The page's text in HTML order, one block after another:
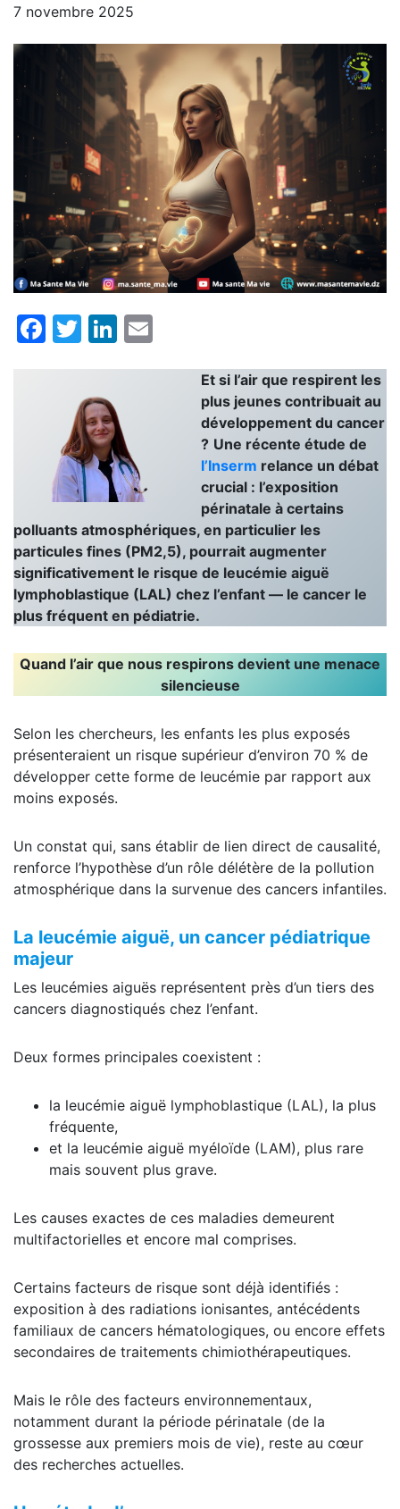
7 novembre 2025
Facebook
TwitterLinkedIn
Et si l’air que respirent les
plus jeunes contribuait au
développement du cancer
? Une récente étude de
l’Inserm relance un débat
crucial : l’exposition
périnatale à certains
polluants atmosphériques, en particulier les
particules fines (PM2,5), pourrait augmenter
significativement le risque de leucémie aiguë
lymphoblastique (LAL) chez l’enfant — le cancer le
plus fréquent en pédiatrie.
Quand l’air que nous respirons devient une menace
silencieuse
Selon les chercheurs, les enfants les plus exposés
présenteraient un risque supérieur d’environ 70 % de
développer cette forme de leucémie par rapport aux
moins exposés.
Un constat qui, sans établir de lien direct de causalité,
renforce l’hypothèse d’un rôle délétère de la pollution
atmosphérique dans la survenue des cancers infantiles.
La leucémie aiguë, un cancer pédiatrique
majeur
Les leucémies aiguës représentent près d’un tiers des
cancers diagnostiqués chez l’enfant.
Deux formes principales coexistent :
la leucémie aiguë lymphoblastique (LAL), la plus
fréquente,
et la leucémie aiguë myéloïde (LAM), plus rare
mais souvent plus grave.
Les causes exactes de ces maladies demeurent
multifactorielles et encore mal comprises.
Certains facteurs de risque sont déjà identifiés :
exposition à des radiations ionisantes, antécédents
familiaux de cancers hématologiques, ou encore effets
secondaires de traitements chimiothérapeutiques.
Mais le rôle des facteurs environnementaux,
notamment durant la période périnatale (de la
grossesse aux premiers mois de vie), reste au cœur
des recherches actuelles.